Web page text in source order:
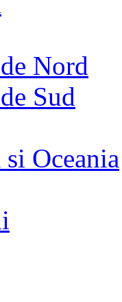
Nord
Sud
Oceania